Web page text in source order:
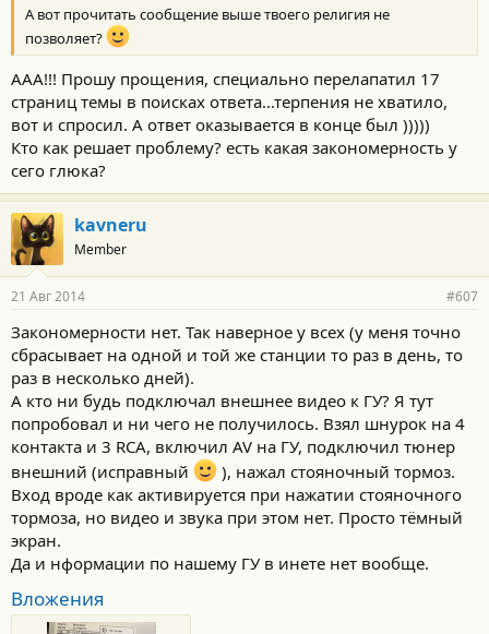
и
:
А вот прочитать сообщение выше твоего религия не
позволяет?
ААА!!! Прошу прощения, специально перелапатил 17
страниц темы в поисках ответа...терпения не хватило,
вот и спросил. А ответ оказывается в конце был )))))
Кто как решает проблему? есть какая закономерность у
сего глюка?
kavneru
Member
21 Авг 2014 #607
Закономерности нет. Так наверное у всех (у меня точно
сбрасывает на одной и той же станции то раз в день, то
раз в несколько дней).
А кто ни будь подключал внешнее видео к ГУ? Я тут
попробовал и ни чего не получилось. Взял шнурок на 4
контакта и 3 RCA, включил AV на ГУ, подключил тюнер
внешний (исправный
), нажал стояночный тормоз.
Вход вроде как активируется при нажатии стояночного
тормоза, но видео и звука при этом нет. Просто тёмный
экран.
Да и нформации по нашему ГУ в инете нет вообще.
Вложения